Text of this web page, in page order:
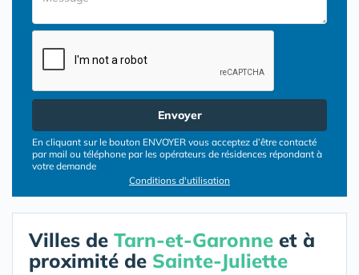
Envoyer
En cliquant sur le bouton ENVOYER vous acceptez d’être contacté
par mail ou téléphone par les opérateurs de résidences répondant à
votre demande
Conditions d'utilisation
Villes de Tarn-et-Garonne et à
proximité de Sainte-Juliette